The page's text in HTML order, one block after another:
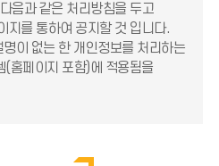
음과 같은 처리방침을 두고
지를 통하여 공지할 것 입니다.
이 없는 한 개인정보를 처리하는
(홈페이지 포함)에 적용됨을